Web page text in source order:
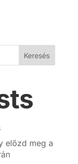
Keresés
előzd meg a